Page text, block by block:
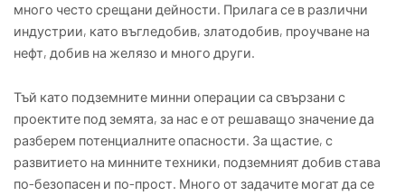
много често срещани дейности. Прилага се в различни
индустрии, като въгледобив, златодобив, проучване на
нефт, добив на желязо и много други.
Тъй като подземните минни операции са свързани с
проектите под земята, за нас е от решаващо значение да
разберем потенциалните опасности. За щастие, с
развитието на минните техники, подземният добив става
по-безопасен и по-прост. Много от задачите могат да се